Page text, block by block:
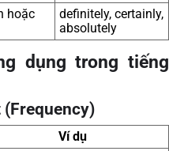
hoặc
definitely, certainly,
absolutely
dụng trong tiếng
Ví dụ